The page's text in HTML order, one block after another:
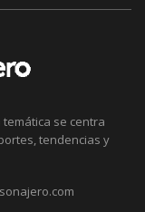
temática se centra
tendencias y